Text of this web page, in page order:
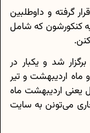
گرفته و داوطلبین
کنکورشون که شامل
شد و یکبار در
اما کنکور سراسری 1403 در دو ماه اردیبهشت و تیر
یعنی اردیبهشت ماه
می‌تونن به سایت